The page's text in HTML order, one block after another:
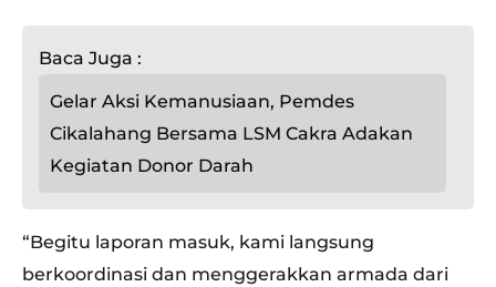
Baca Juga :
Gelar Aksi Kemanusiaan, Pemdes
Cikalahang Bersama LSM Cakra Adakan
Kegiatan Donor Darah
“Begitu laporan masuk, kami langsung
berkoordinasi dan menggerakkan armada dari